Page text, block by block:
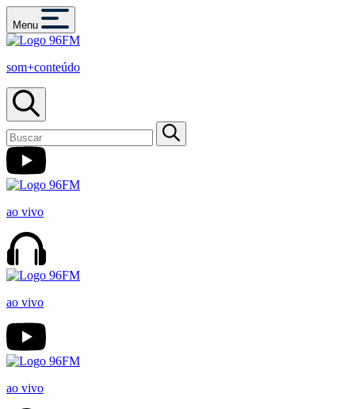
Menu
som+conteúdo
ao vivo
ao vivo
ao vivo